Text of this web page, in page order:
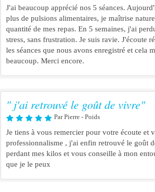
J'ai beaucoup apprécié nos 5 séances.
plus de pulsions alimentaires, je maîtrise
quantité de mes repas. En 5 semaines, j'ai
stress, sans frustration. Je suis ravie. J'écoute
les séances que nous avons enregistré et cela
beaucoup. Merci encore.
" j'ai retrouvé le goût de vivre"
Par Pierre - Poids
Je tiens à vous remercier pour votre écoute et
professionnalisme , j'ai enfin retrouvé le goût
perdant mes kilos et vous conseille à mon
que je le peux